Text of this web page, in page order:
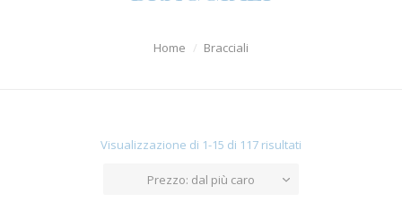
Uomo
Offerte
Home Bracciali
Visualizzazione di 1-15 di 117 risultati
Prezzo: dal più caro